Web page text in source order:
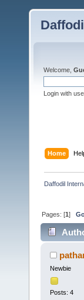
Welcome,
Login with
Home
Daffodil
Pages: [1]
Newbie
Posts: 4